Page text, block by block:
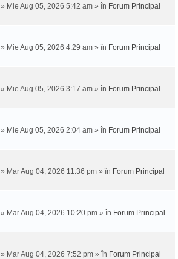
» Mie Aug 05, 2026 5:42 am » în Forum Principal
» Mie Aug 05, 2026 4:29 am » în Forum Principal
» Mie Aug 05, 2026 3:17 am » în Forum Principal
» Mie Aug 05, 2026 2:04 am » în Forum Principal
» Mar Aug 04, 2026 11:36 pm » în Forum Principal
» Mar Aug 04, 2026 10:20 pm » în Forum Principal
» Mar Aug 04, 2026 7:52 pm » în Forum Principal